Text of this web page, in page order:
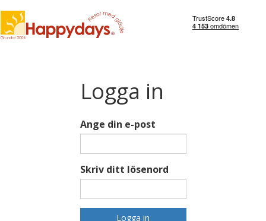
Logga in
Ange din e-post
Skriv ditt lösenord
Logga in